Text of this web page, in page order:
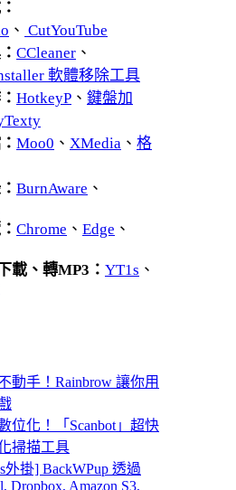
、 CutYouTube
CCleaner 、
軟體移除工具
HotkeyP 、 鍵盤加
Moo0 、 XMedia 、 格
BurnAware 、
Chrome 、 Edge 、
載、轉MP3： YT1s 、
動手！Rainbrow 讓你用
位化！「Scanbot」超快
掃描工具
外掛] BackWPup 透過
Dropbox, Amazon S3,